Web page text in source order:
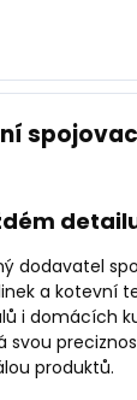
dodavatel
a kotevní
i domácích
svou
produktů.